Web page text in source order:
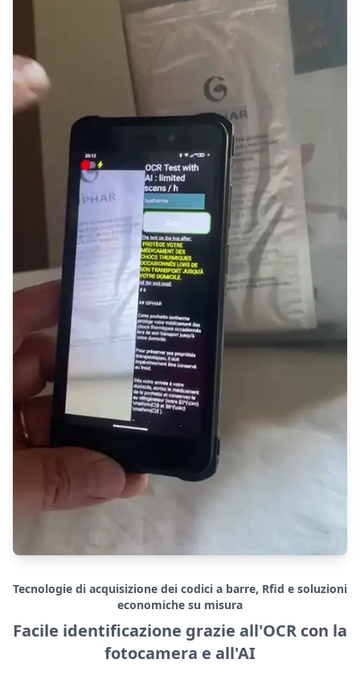
Tecnologie di acquisizione dei codici a barre, Rfid e soluzioni
economiche su misura
Facile identificazione grazie all'OCR con la
fotocamera e all'AI